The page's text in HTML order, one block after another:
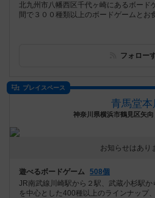
北九州市八幡西区千代ヶ崎にあるボード
間で３００種類以上のボードゲームとお
フォロー
プレイスペース
青馬堂本
神奈川県横浜市鶴見区矢向
お知らせはあり
遊べるボードゲーム 508個
JR南武線川崎駅から２駅、武蔵小杉駅
を中心とした400種以上のラインナップ